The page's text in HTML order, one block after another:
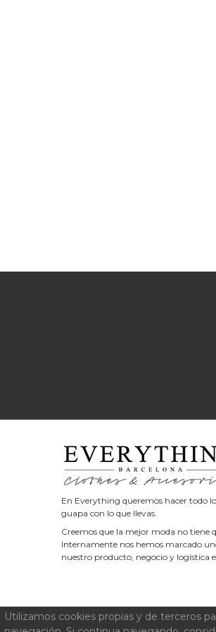
En Everything queremos hacer todo
guapa con lo que llevas.
Creemos que la mejor moda no tiene
Internamente nos hemos marcado
nuestro producto, negocio y logística
© 2019 Todos los Derechos
Utilizamos cookies propias y de terceros